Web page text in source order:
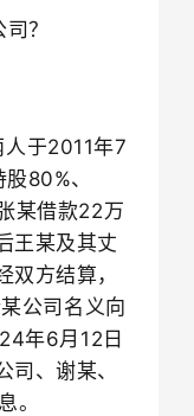
？
人于2011年7
股80%、
某借款22万
王某及其丈
方结算，
公司名义向
年6月 12 日
、谢某、
。